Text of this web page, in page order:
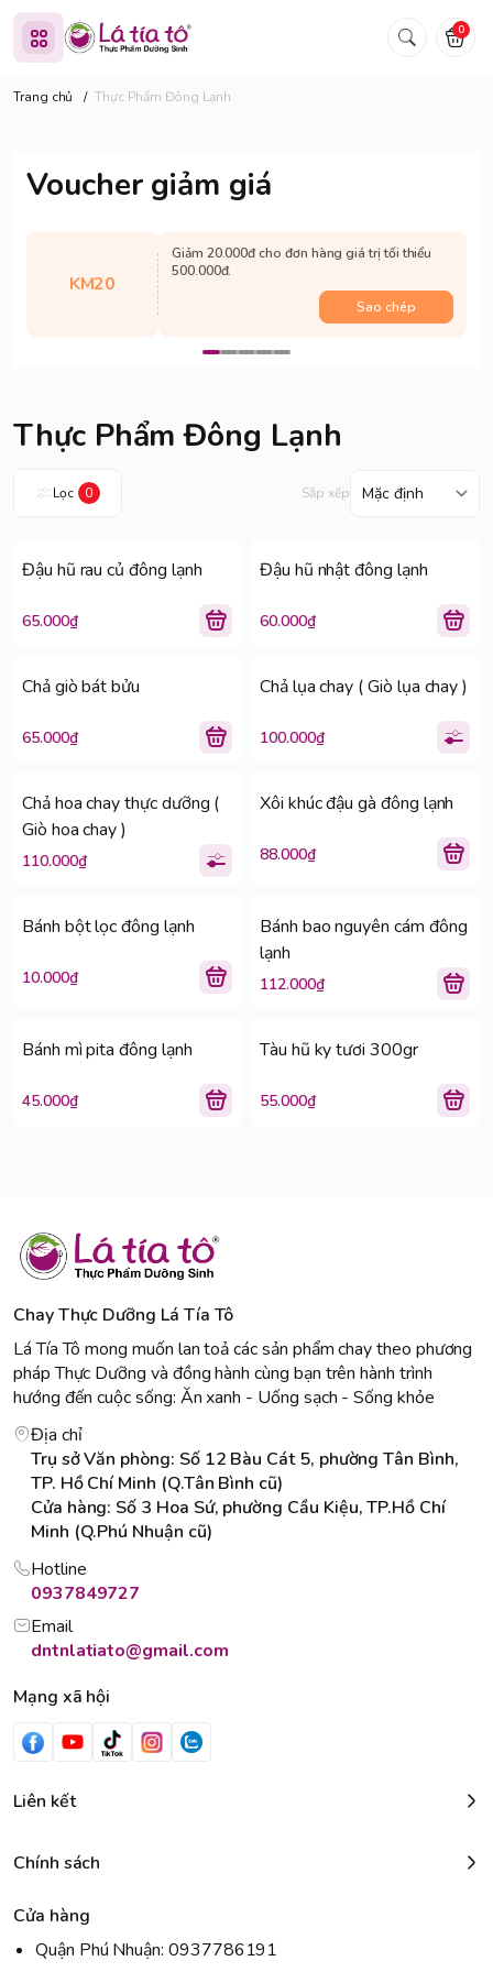
0
Trang chủ / Thực Phẩm Đông Lạnh
Voucher giảm giá
KM20
Giảm 20.000đ cho đơn hàng giá trị tối thiểu
500.000đ.
Sao chép
Thực Phẩm Đông Lạnh
Lọc 0 Sắp xếp
Đậu hũ rau củ đông lạnh
65.000₫
Đậu hũ nhật đông lạnh
60.000₫
Chả giò bát bửu
65.000₫
Chả lụa chay ( Giò lụa chay )
100.000₫
Chả hoa chay thực dưỡng (
Giò hoa chay )
110.000₫
Xôi khúc đậu gà đông lạnh
88.000₫
Bánh bột lọc đông lạnh
10.000₫
Bánh bao nguyên cám đông
lạnh
112.000₫
Bánh mì pita đông lạnh
45.000₫
Tàu hũ ky tươi 300gr
55.000₫
Chay Thực Dưỡng Lá Tía Tô
Lá Tía Tô mong muốn lan toả các sản phẩm chay theo phương
pháp Thực Dưỡng và đồng hành cùng bạn trên hành trình
hướng đến cuộc sống: Ăn xanh - Uống sạch - Sống khỏe
Địa chỉ
Trụ sở Văn phòng: Số 12 Bàu Cát 5, phường Tân Bình,
TP. Hồ Chí Minh (Q.Tân Bình cũ)
Cửa hàng: Số 3 Hoa Sứ, phường Cầu Kiệu, TP.Hồ Chí
Minh (Q.Phú Nhuận cũ)
Hotline
0937849727
Email
dntnlatiato@gmail.com
Mạng xã hội
Liên kết
Chính sách
Cửa hàng
Quận Phú Nhuận: 0937786191